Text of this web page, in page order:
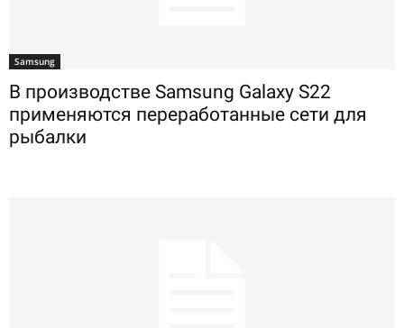
Samsung
В производстве Samsung Galaxy S22
применяются переработанные сети для
рыбалки